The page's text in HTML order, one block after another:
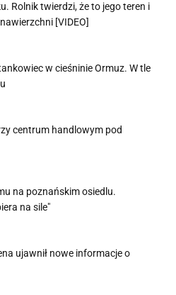
Rolnik twierdzi, że to jego teren i
[VIDEO]
w cieśninie Ormuz. W tle
centrum handlowym pod
na poznańskim osiedlu.
na sile"
ujawnił nowe informacje o